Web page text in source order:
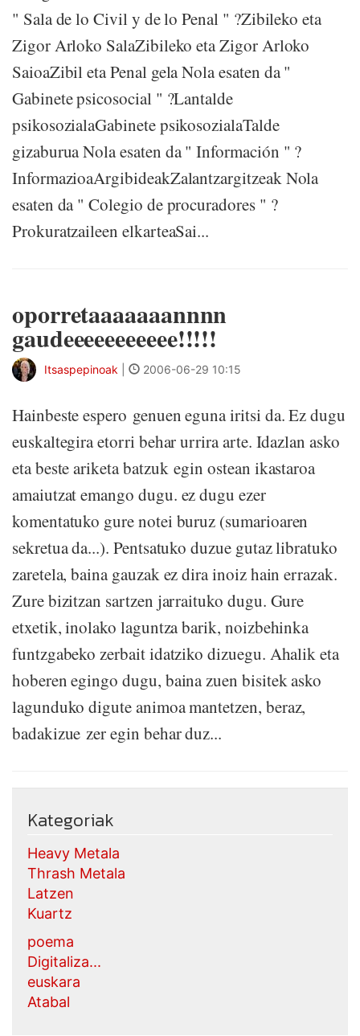
" Sala de lo Civil y de lo Penal " ?Zibileko eta
Zigor Arloko SalaZibileko eta Zigor Arloko
SaioaZibil eta Penal gela Nola esaten da "
Gabinete psicosocial " ?Lantalde
psikosozialaGabinete psikosozialaTalde
gizaburua Nola esaten da " Información " ?
InformazioaArgibideakZalantzargitzeak Nola
esaten da " Colegio de procuradores " ?
Prokuratzaileen elkarteaSai...
oporretaaaaaaannnn
gaudeeeeeeeeeee!!!!!
Itsaspepinoak 2006-06-29 10:15
Hainbeste espero genuen eguna iritsi da. Ez dugu
euskaltegira etorri behar urrira arte. Idazlan asko
eta beste ariketa batzuk egin ostean ikastaroa
amaiutzat emango dugu. ez dugu ezer
komentatuko gure notei buruz (sumarioaren
sekretua da...). Pentsatuko duzue gutaz libratuko
zaretela, baina gauzak ez dira inoiz hain errazak.
Zure bizitzan sartzen jarraituko dugu. Gure
etxetik, inolako laguntza barik, noizbehinka
funtzgabeko zerbait idatziko dizuegu. Ahalik eta
hoberen egingo dugu, baina zuen bisitek asko
lagunduko digute animoa mantetzen, beraz,
badakizue zer egin behar duz...
Kategoriak
Heavy Metala
Thrash Metala
Latzen
Kuartz
poema
Digitaliza...
euskara
Atabal